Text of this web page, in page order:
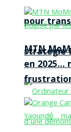
pour
stratégie
MTN
en 2025…